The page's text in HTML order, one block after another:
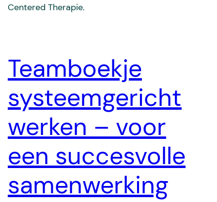
Centered Therapie.
Teamboekje
systeemgericht
werken – voor
een succesvolle
samenwerking